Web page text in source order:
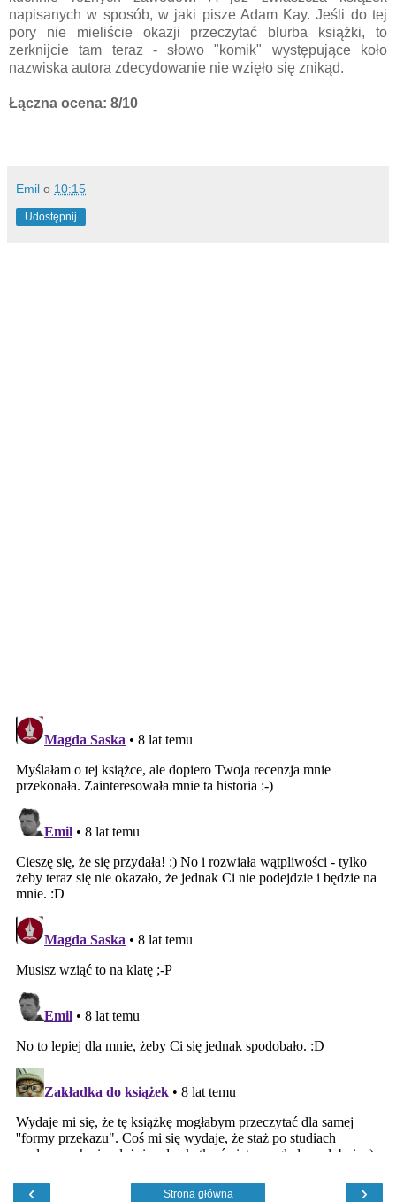
napisanych w sposób, w jaki pisze Adam Kay. Jeśli do tej
pory nie mieliście okazji przeczytać blurba książki, to
zerknijcie tam teraz - słowo "komik" występujące koło
nazwiska autora zdecydowanie nie wzięło się znikąd.
Łączna ocena: 8/10
Emil o 10:15
Udostępnij
‹ ›
Strona główna